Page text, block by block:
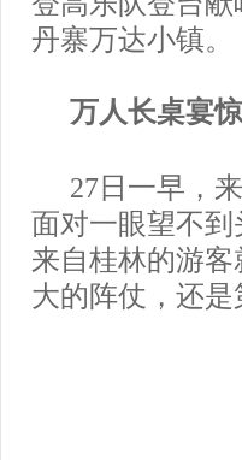
丹寨万达小镇。
万人长桌宴
27日一早，
面对一眼望不
来自桂林的游
大的阵仗，还